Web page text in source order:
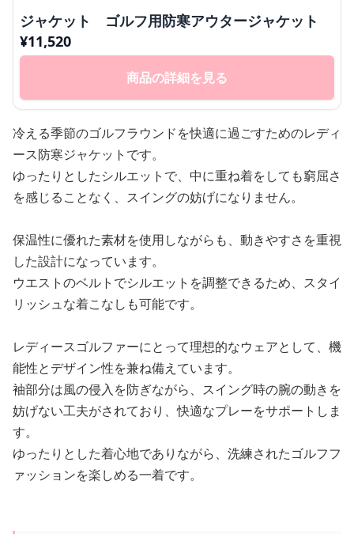
ジャケット ゴルフ用防寒アウタージャケット
¥11,520
商品の詳細を見る
冷える季節のゴルフラウンドを快適に過ごすためのレディ
ース防寒ジャケットです。
ゆったりとしたシルエットで、中に重ね着をしても窮屈さ
を感じることなく、スイングの妨げになりません。
保温性に優れた素材を使用しながらも、動きやすさを重視
した設計になっています。
ウエストのベルトでシルエットを調整できるため、スタイ
リッシュな着こなしも可能です。
レディースゴルファーにとって理想的なウェアとして、機
能性とデザイン性を兼ね備えています。
袖部分は風の侵入を防ぎながら、スイング時の腕の動きを
妨げない工夫がされており、快適なプレーをサポートしま
す。
ゆったりとした着心地でありながら、洗練されたゴルフフ
ァッションを楽しめる一着です。